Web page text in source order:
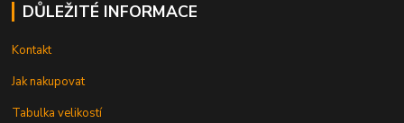
DŮLEŽITÉ INFORMACE
Kontakt
Jak nakupovat
Tabulka velikostí